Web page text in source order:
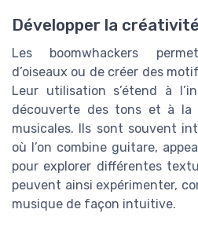
Développer la
Les boomwhackers
d’oiseaux ou de créer des
Leur utilisation s’étend à
découverte des tons et à la
musicales. Ils sont souvent
où l’on combine guitare,
pour explorer différentes
peuvent ainsi expérimenter,
musique de façon intuitive.